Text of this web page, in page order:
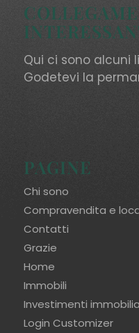
Qui ci sono alcuni
Godetevi la
PAGINE
Chi sono
Compravendita e
Contatti
Grazie
Home
Immobili
Investimenti
Login Customizer